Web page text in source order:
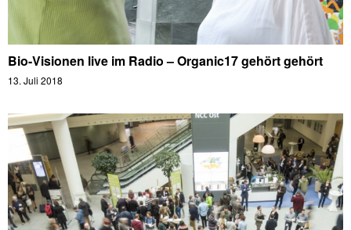
Bio-Visionen live im Radio – Organic17 gehört gehört
13. Juli 2018